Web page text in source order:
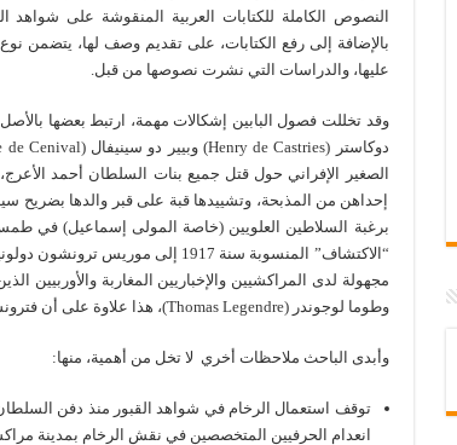
النصوص الكاملة للكتابات العربية المنقوشة على
بالإضافة إلى رفع الكتابات، على تقديم وصف لها، يتضمن
عليها، والدراسات التي نشرت نصوصها من قبل.
وقد تخللت فصول البابين إشكالات مهمة، ارتبط بعضها
الصغير الإفراني حول قتل جميع بنات السلطان أحمد
إحداهن من المذبحة، وتشييدها قبة على قبر والدها بضريح
برغبة السلاطين العلويين (خاصة المولى إسماعيل) في
وطوما لوجوندر (Thomas Legendre)، هذا علاوة على أن فترونشون دولونيل لم يذكر كلمة “اكتشاف” وإنما “زيارة”.
وأبدى الباحث ملاحظات أخري لا تخل من أهمية، منها:
انعدام الحرفيين المتخصصين في نقش الرخام بمدينة